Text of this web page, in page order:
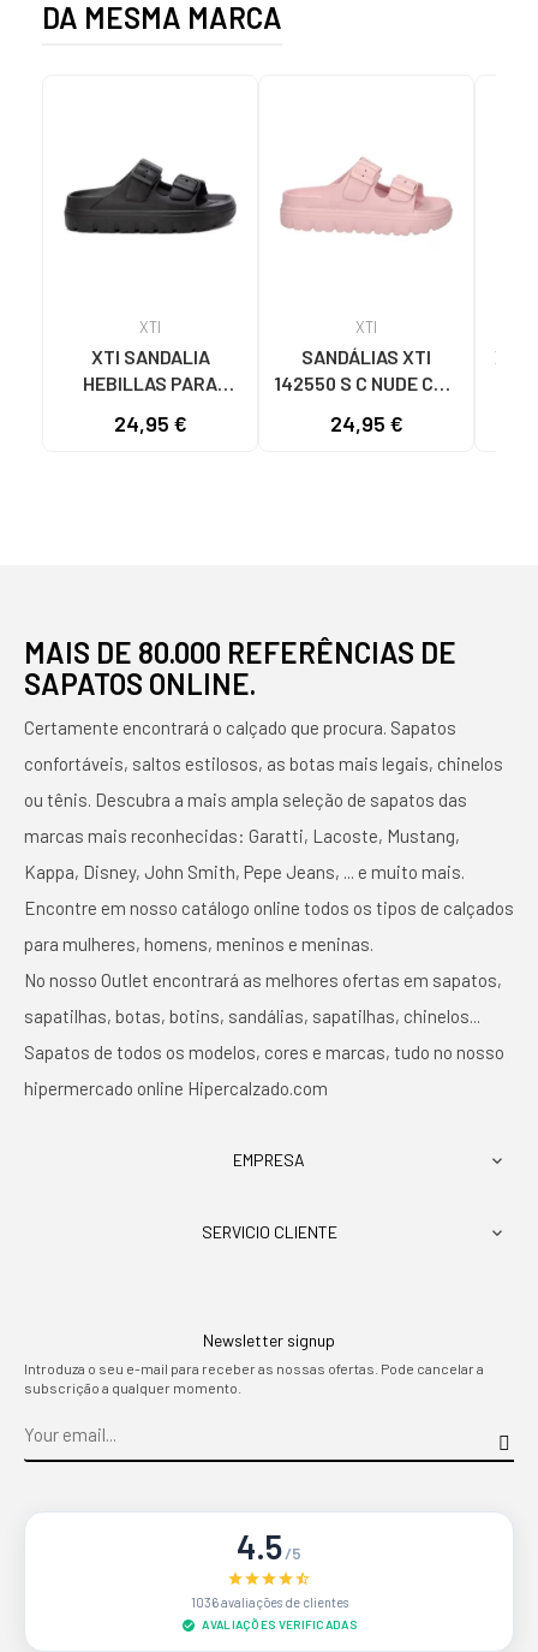
DA MESMA MARCA
XTI
XTI SANDALIA
HEBILLAS PARA
24,95 €
XTI
SANDÁLIAS XTI
142550 S C NUDE COM
24,95 €
XTI
MAIS DE 80.000 REFERÊNCIAS DE
SAPATOS ONLINE.
Certamente encontrará o calçado que procura. Sapatos
confortáveis, saltos estilosos, as botas mais legais, chinelos
ou tênis. Descubra a mais ampla seleção de sapatos das
marcas mais reconhecidas: Garatti, Lacoste, Mustang,
Kappa, Disney, John Smith, Pepe Jeans, ... e muito mais.
Encontre em nosso catálogo online todos os tipos de calçados
para mulheres, homens, meninos e meninas.
No nosso Outlet encontrará as melhores ofertas em sapatos,
sapatilhas, botas, botins, sandálias, sapatilhas, chinelos...
Sapatos de todos os modelos, cores e marcas, tudo no nosso
hipermercado online Hipercalzado.com
EMPRESA 
SERVICIO CLIENTE 
Newsletter signup
Introduza o seu e-mail para receber as nossas ofertas. Pode cancelar a
subscrição a qualquer momento.
4.5/5
1036 avaliações de clientes
AVALIAÇÕES VERIFICADAS